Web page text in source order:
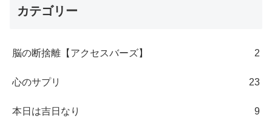
カテゴリー
脳の断捨離【アクセスバーズ】 2
心のサプリ 23
本日は吉日なり 9